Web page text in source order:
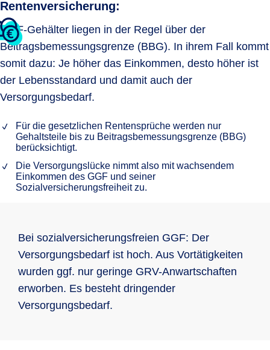
Rentenversicherung:
GGF-Gehälter liegen in der Regel über der
Beitragsbemessungsgrenze (BBG). In ihrem Fall kommt
somit dazu: Je höher das Einkommen, desto höher ist
der Lebensstandard und damit auch der
Versorgungsbedarf.
Für die gesetzlichen Rentensprüche werden nur
Gehaltsteile bis zu Beitragsbemessungsgrenze (BBG)
berücksichtigt.
Die Versorgungslücke nimmt also mit wachsendem
Einkommen des GGF und seiner
Sozialversicherungsfreiheit zu.
Bei sozialversicherungsfreien GGF: Der
Versorgungsbedarf ist hoch. Aus Vortätigkeiten
wurden ggf. nur geringe GRV-Anwartschaften
erworben. Es besteht dringender
Versorgungsbedarf.